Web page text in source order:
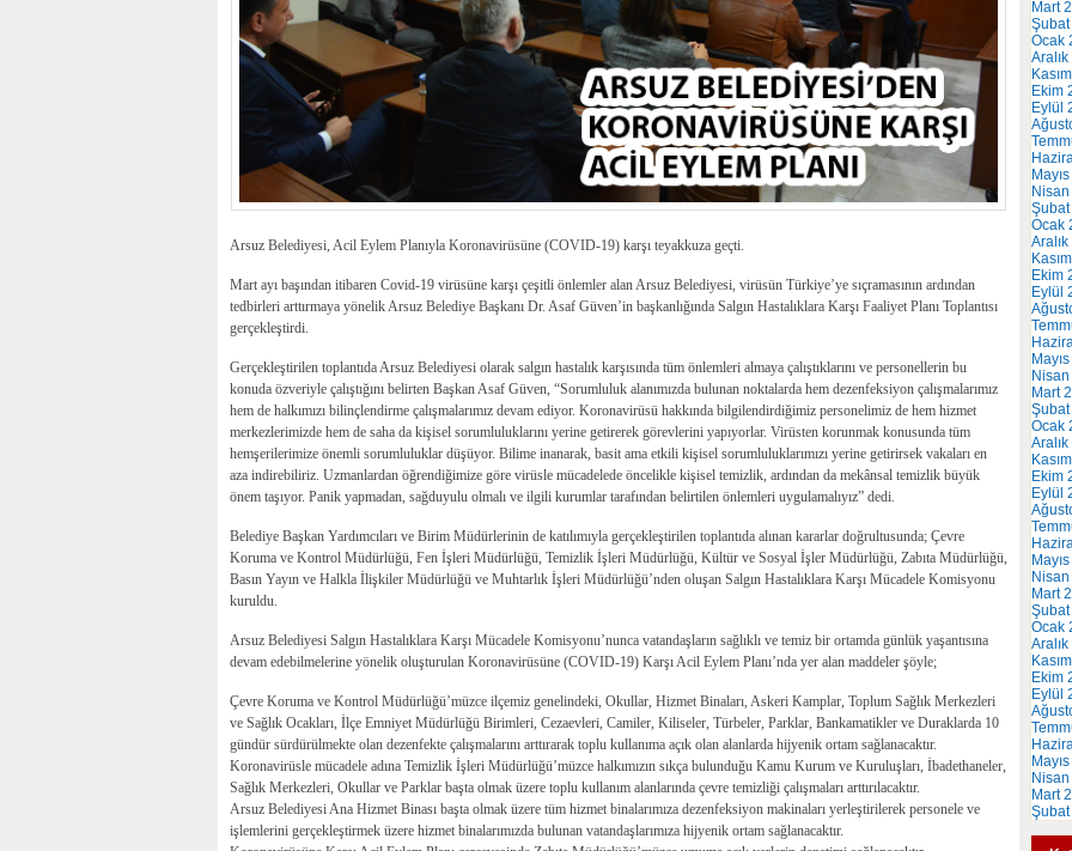
Arsuz Belediyesi, Acil Eylem Planıyla Koronavirüsüne (COVID-19) karşı teyakkuza geçti.
Mart ayı başından itibaren Covid-19 virüsüne karşı çeşitli önlemler alan Arsuz Belediyesi, virüsün Türkiye’ye sıçramasının ardından
tedbirleri arttırmaya yönelik Arsuz Belediye Başkanı Dr. Asaf Güven’in başkanlığında Salgın Hastalıklara Karşı Faaliyet Planı Toplantısı
gerçekleştirdi.
Gerçekleştirilen toplantıda Arsuz Belediyesi olarak salgın hastalık karşısında tüm önlemleri almaya çalıştıklarını ve personellerin bu
konuda özveriyle çalıştığını belirten Başkan Asaf Güven, “Sorumluluk alanımızda bulunan noktalarda hem dezenfeksiyon çalışmalarımız
hem de halkımızı bilinçlendirme çalışmalarımız devam ediyor. Koronavirüsü hakkında bilgilendirdiğimiz personelimiz de hem hizmet
merkezlerimizde hem de saha da kişisel sorumluluklarını yerine getirerek görevlerini yapıyorlar. Virüsten korunmak konusunda tüm
hemşerilerimize önemli sorumluluklar düşüyor. Bilime inanarak, basit ama etkili kişisel sorumluluklarımızı yerine getirirsek vakaları en
aza indirebiliriz. Uzmanlardan öğrendiğimize göre virüsle mücadelede öncelikle kişisel temizlik, ardından da mekânsal temizlik büyük
önem taşıyor. Panik yapmadan, sağduyulu olmalı ve ilgili kurumlar tarafından belirtilen önlemleri uygulamalıyız” dedi.
Belediye Başkan Yardımcıları ve Birim Müdürlerinin de katılımıyla gerçekleştirilen toplantıda alınan kararlar doğrultusunda; Çevre
Koruma ve Kontrol Müdürlüğü, Fen İşleri Müdürlüğü, Temizlik İşleri Müdürlüğü, Kültür ve Sosyal İşler Müdürlüğü, Zabıta Müdürlüğü,
Basın Yayın ve Halkla İlişkiler Müdürlüğü ve Muhtarlık İşleri Müdürlüğü’nden oluşan Salgın Hastalıklara Karşı Mücadele Komisyonu
kuruldu.
Arsuz Belediyesi Salgın Hastalıklara Karşı Mücadele Komisyonu’nunca vatandaşların sağlıklı ve temiz bir ortamda günlük yaşantısına
devam edebilmelerine yönelik oluşturulan Koronavirüsüne (COVID-19) Karşı Acil Eylem Planı’nda yer alan maddeler şöyle;
Çevre Koruma ve Kontrol Müdürlüğü’müzce ilçemiz genelindeki, Okullar, Hizmet Binaları, Askeri Kamplar, Toplum Sağlık Merkezleri
ve Sağlık Ocakları, İlçe Emniyet Müdürlüğü Birimleri, Cezaevleri, Camiler, Kiliseler, Türbeler, Parklar, Bankamatikler ve Duraklarda 10
gündür sürdürülmekte olan dezenfekte çalışmalarını arttırarak toplu kullanıma açık olan alanlarda hijyenik ortam sağlanacaktır.
Koronavirüsle mücadele adına Temizlik İşleri Müdürlüğü’müzce halkımızın sıkça bulunduğu Kamu Kurum ve Kuruluşları, İbadethaneler,
Sağlık Merkezleri, Okullar ve Parklar başta olmak üzere toplu kullanım alanlarında çevre temizliği çalışmaları arttırılacaktır.
Arsuz Belediyesi Ana Hizmet Binası başta olmak üzere tüm hizmet binalarımıza dezenfeksiyon makinaları yerleştirilerek personele ve
işlemlerini gerçekleştirmek üzere hizmet binalarımızda bulunan vatandaşlarımıza hijyenik ortam sağlanacaktır.
Mart
Ocak
Ekim
Eylül
Ocak
Ekim
Eylül
Mart
Ocak
Ekim
Eylül
Mart
Ocak
Ekim
Eylül
Mart